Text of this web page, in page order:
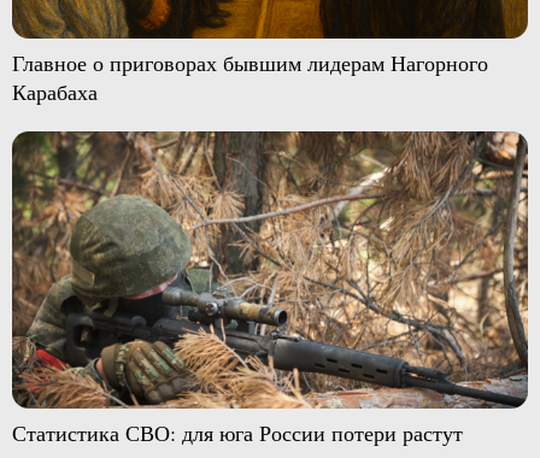
Главное о приговорах бывшим лидерам Нагорного
Карабаха
Статистика СВО: для юга России потери растут